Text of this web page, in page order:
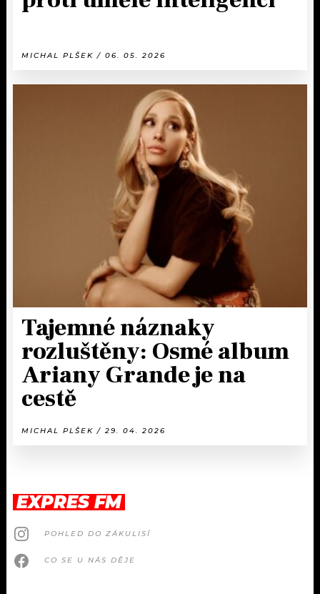
MICHAL PLŠEK / 06. 05. 2026
Tajemné náznaky
rozluštěny: Osmé album
Ariany Grande je na
cestě
MICHAL PLŠEK / 29. 04. 2026
EXPRES FM
POHLED DO ZÁKULISÍ
CO SE U NÁS DĚJE